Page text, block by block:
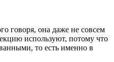
говоря, она даже не совсем
используют, потому что
то есть именно в